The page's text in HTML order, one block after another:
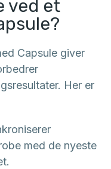
ved et
Capsule giver
Her er
med de nyeste